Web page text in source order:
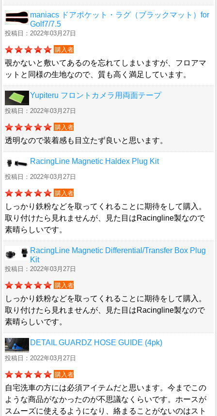
maniacs ドアポケット・ラグ（ブラックマット）for
Golf7/7.5
投稿日：2022年03月27日
購入者
覗かないと敷いてあるのを忘れてしまいますが、フロアマ
ットと同様の生地なので、質も高く満足しています。
Yupiteru フロントカメラ用両面テープ
投稿日：2022年03月27日
購入者
透明なので装着感も目立たず良いと思います。
RacingLine Magnetic Haldex Plug Kit
投稿日：2022年03月27日
購入者
しっかり鉄粉などを取ってくれることに期待をして購入。
取り付けたら見れませんが、見た目はRacingline製なので
素晴らしいです。
RacingLine Magnetic Differential/Transfer Box Plug
Kit
投稿日：2022年03月27日
購入者
しっかり鉄粉などを取ってくれることに期待をして購入。
取り付けたら見れませんが、見た目はRacingline製なので
素晴らしいです。
DETAIL GUARDZ HOSE GUIDE (4pk)
投稿日：2022年03月27日
購入者
自宅洗車の方には必須アイテムだと思います。今までこの
ような商品がなかったのが不思議なくらいです。ホースが
スムーズに使えるようになり、絡まることがないのはスト